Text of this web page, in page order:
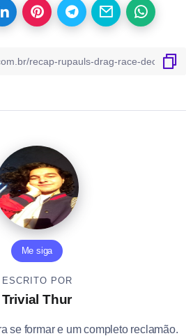
Me siga
ESCRITO POR
Trivial Thur
se formar e um completo reclamão.